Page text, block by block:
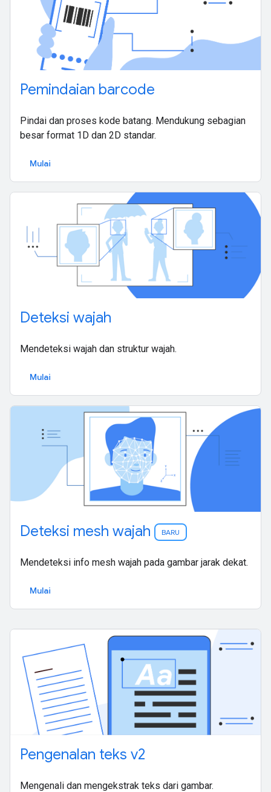
Pemindaian barcode
Pindai dan proses kode batang. Mendukung sebagian
besar format 1D dan 2D standar.
Mulai
Deteksi wajah
Mendeteksi wajah dan struktur wajah.
Mulai
Deteksi mesh wajah BARU
Mendeteksi info mesh wajah pada gambar jarak dekat.
Mulai
Pengenalan teks v2
Mengenali dan mengekstrak teks dari gambar.